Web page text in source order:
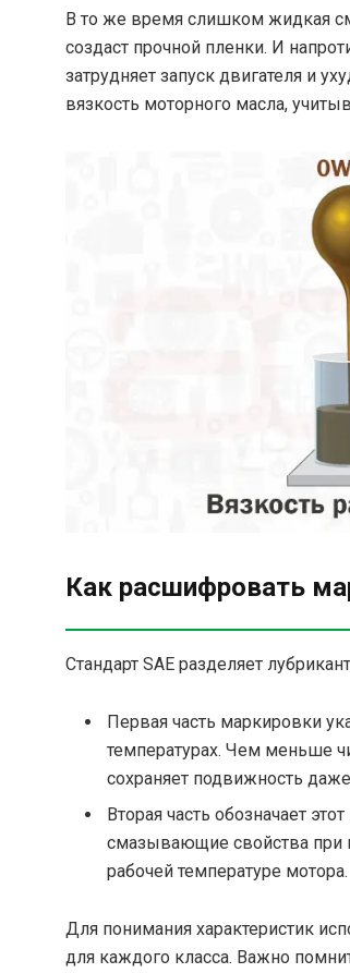
В то же время слишком жидкая
создаст прочной пленки. И
затрудняет запуск двигателя и
вязкость моторного масла,
Как расшифровать
Стандарт SAE разделяет
Первая часть маркировки
температурах. Чем меньше
сохраняет подвижность
Вторая часть обозначает
смазывающие свойства при
рабочей температуре мотора.
Для понимания характеристик
для каждого класса. Важно